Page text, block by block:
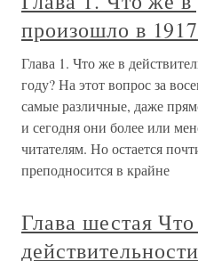
произошло в
Глава 1. Что же в
году? На этот вопрос за
самые различные, даже
и сегодня они более или
читателям. Но остается
преподносится в крайне
Глава шестая